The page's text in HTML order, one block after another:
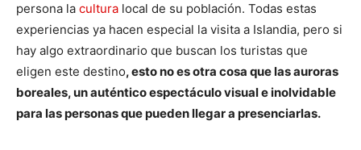
persona la cultura local de su población. Todas estas
experiencias ya hacen especial la visita a Islandia, pero si
hay algo extraordinario que buscan los turistas que
eligen este destino, esto no es otra cosa que las auroras
boreales, un auténtico espectáculo visual e inolvidable
para las personas que pueden llegar a presenciarlas.